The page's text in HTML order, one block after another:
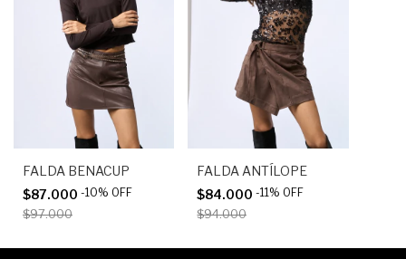
FALDA BENACUP
$87.000 -10% OFF
$97.000
FALDA ANTÍLOPE
$84.000-11% OFF
$94.000